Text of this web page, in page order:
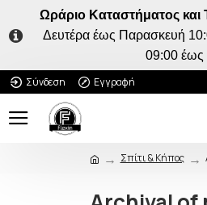
Ωράριο Καταστήματος και
Δευτέρα έως Παρασκευή
09:00 έως
Σύνδεση
Εγγραφή
Σπίτι & Κήπος